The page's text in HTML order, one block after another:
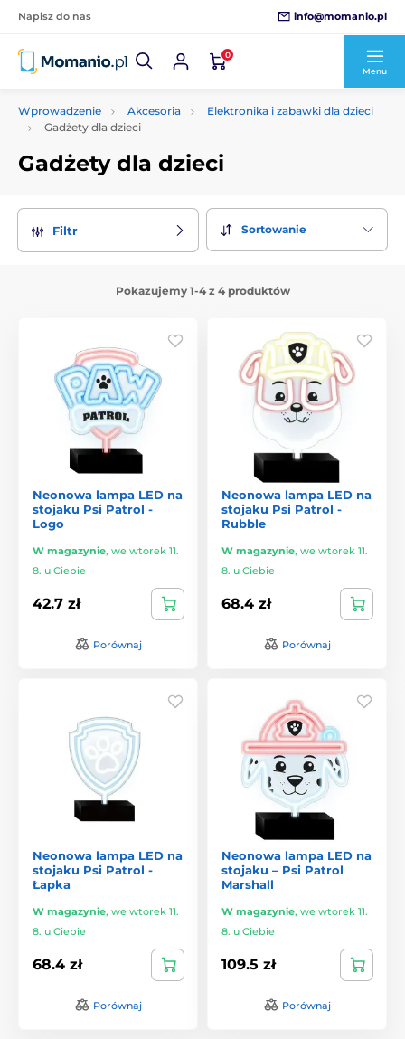
Napisz do nas info@momanio.pl
0
Menu
Wprowadzenie Akcesoria
Elektronika i zabawki dla dzieci
Gadżety dla dzieci
Gadżety dla dzieci
Filtr Sortowanie
Pokazujemy 1-4 z 4 produktów
Neonowa lampa LED na
stojaku Psi Patrol -
Logo
W magazynie, we wtorek 11.
8. u Ciebie
42.7 zł
Porównaj
Neonowa lampa LED na
stojaku Psi Patrol -
Rubble
W magazynie, we wtorek 11.
8. u Ciebie
68.4 zł
Porównaj
Neonowa lampa LED na
stojaku Psi Patrol -
Łapka
W magazynie, we wtorek 11.
8. u Ciebie
68.4 zł
Porównaj
Neonowa lampa LED na
stojaku – Psi Patrol
Marshall
W magazynie, we wtorek 11.
8. u Ciebie
109.5 zł
Porównaj